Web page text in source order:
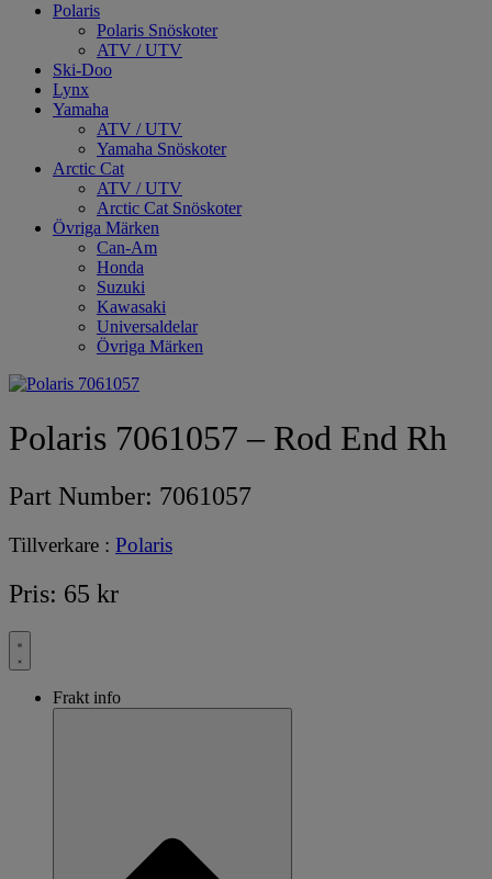
Polaris
Polaris Snöskoter
ATV / UTV
Ski-Doo
Lynx
Yamaha
ATV / UTV
Yamaha Snöskoter
Arctic Cat
ATV / UTV
Arctic Cat Snöskoter
Övriga Märken
Can-Am
Honda
Suzuki
Kawasaki
Universaldelar
Övriga Märken
Polaris 7061057 – Rod End Rh
Part Number: 7061057
Tillverkare : Polaris
Pris: 65 kr
Frakt info